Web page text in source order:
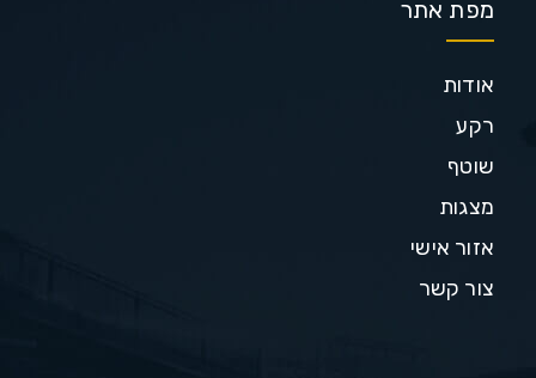
מפת אתר
אודות
רקע
שוטף
מצגות
אזור אישי
צור קשר